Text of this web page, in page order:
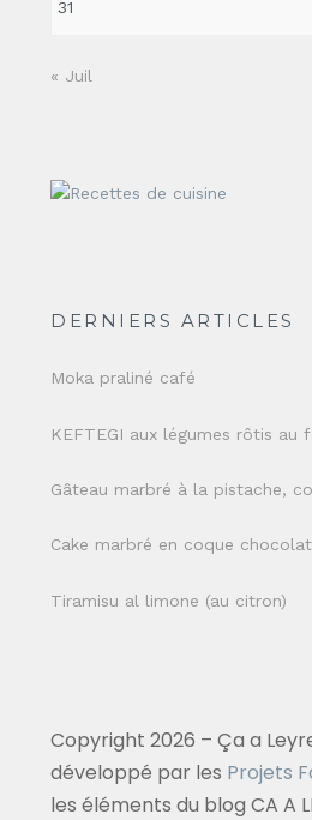
31
« Juil
DERNIERS ARTICLES
Moka praliné café
KEFTEGI aux légumes rôtis au
Gâteau marbré à la pistache,
Cake marbré en coque chocolat
Tiramisu al limone (au citron)
Copyright 2026 – Ça a
développé par les Projets
les éléments du blog CA A